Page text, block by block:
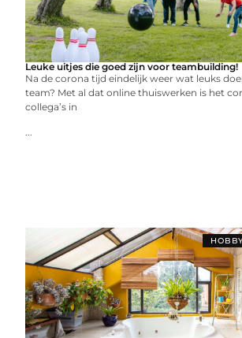
Leuke uitjes die goed zijn voor teambuilding!
Na de corona tijd eindelijk weer wat leuks
team? Met al dat online thuiswerken is het
collega’s in
...